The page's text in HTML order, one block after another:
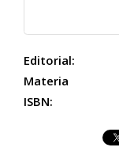
Editorial:
Materia
ISBN: